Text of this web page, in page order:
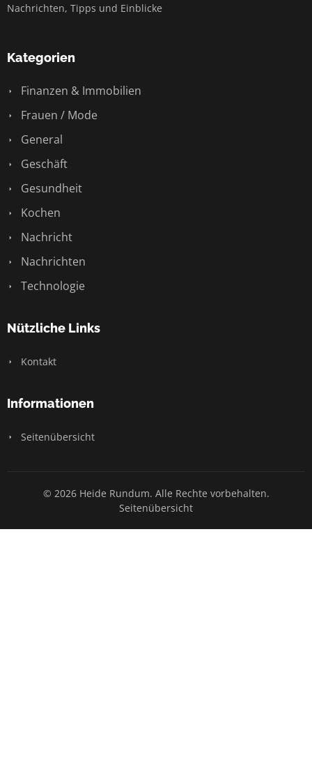
Nachrichten, Tipps und Einblicke
Kategorien
Finanzen & Immobilien
Frauen / Mode
General
Geschäft
Gesundheit
Kochen
Nachricht
Nachrichten
Technologie
Nützliche Links
Kontakt
Informationen
Seitenübersicht
© 2026 Heide Rundum. Alle Rechte vorbehalten.
Seitenübersicht